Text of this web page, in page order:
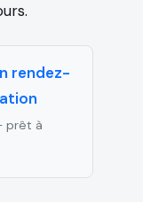
rendez-
prêt à